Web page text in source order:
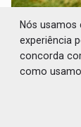
Nós
experiência
concorda
como